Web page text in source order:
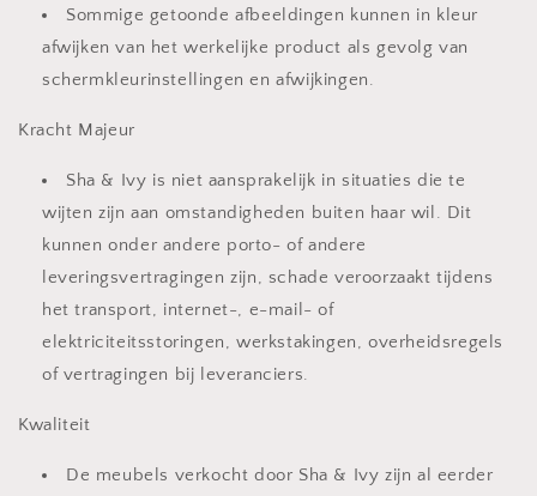
Sommige getoonde afbeeldingen kunnen in kleur
afwijken van het werkelijke product als gevolg van
schermkleurinstellingen en afwijkingen.
Kracht Majeur
Sha & Ivy is niet aansprakelijk in situaties die te
wijten zijn aan omstandigheden buiten haar wil. Dit
kunnen onder andere porto- of andere
leveringsvertragingen zijn, schade veroorzaakt tijdens
het transport, internet-, e-mail- of
elektriciteitsstoringen, werkstakingen, overheidsregels
of vertragingen bij leveranciers.
Kwaliteit
De meubels verkocht door Sha & Ivy zijn al eerder